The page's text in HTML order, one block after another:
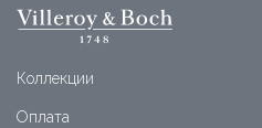
Коллекции
Оплата